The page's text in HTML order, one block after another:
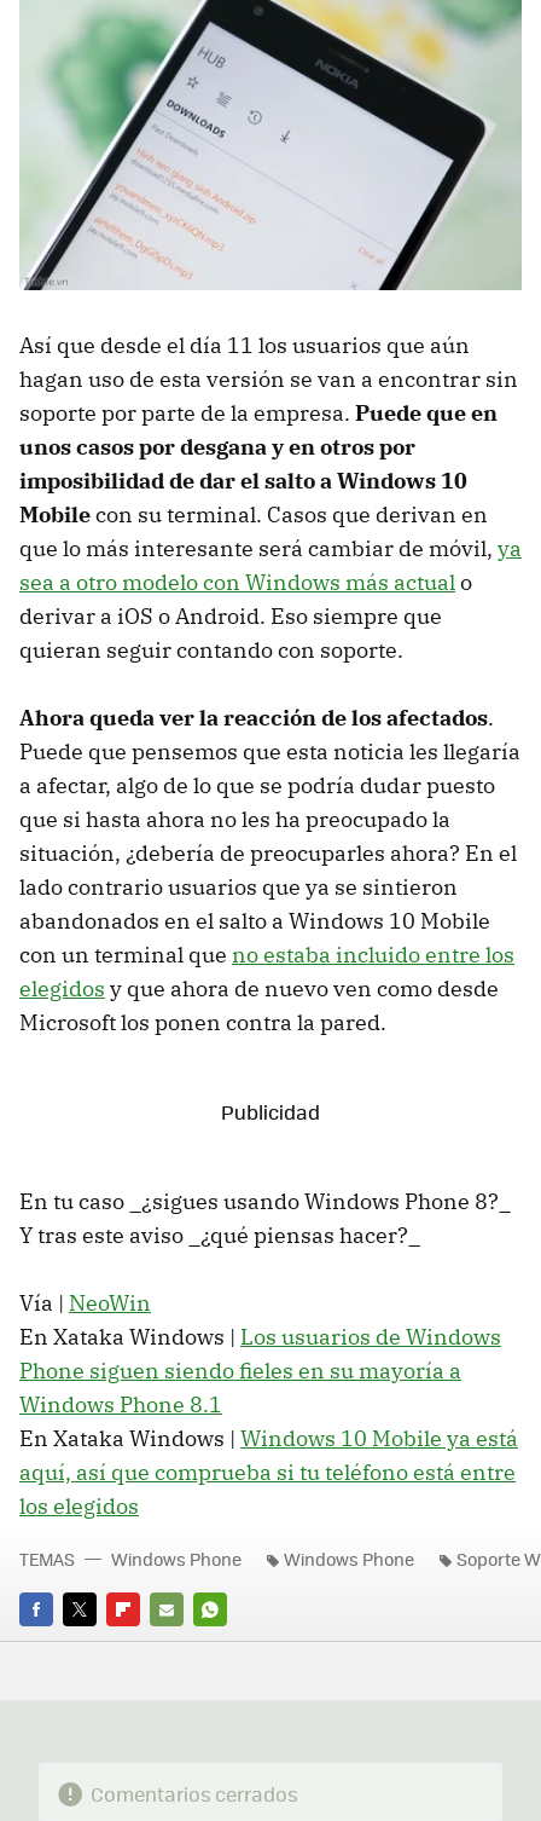
Así que desde el día 11 los usuarios que aún
hagan uso de esta versión se van a encontrar sin
soporte por parte de la empresa. Puede que en
unos casos por desgana y en otros por
imposibilidad de dar el salto a Windows 10
Mobilecon su terminal. Casos que derivan en
que lo más interesante será cambiar de móvil, ya
sea a otro modelo con Windows más actualo
derivar a iOS o Android. Eso siempre que
quieran seguir contando con soporte.
Ahora queda ver la reacción de los afectados.
Puede que pensemos que esta noticia les llegaría
a afectar, algo de lo que se podría dudar puesto
que si hasta ahora no les ha preocupado la
situación, ¿debería de preocuparles ahora? En el
lado contrario usuarios que ya se sintieron
abandonados en el salto a Windows 10 Mobile
con un terminal que no estaba incluido entre los
elegidos y que ahora de nuevo ven como desde
Microsoft los ponen contra la pared.
En tu caso _¿sigues usando Windows Phone 8?_
Y tras este aviso _¿qué piensas hacer?_
Vía | NeoWin
En Xataka Windows | Los usuarios de Windows
Phone siguen siendo fieles en su mayoría a
Windows Phone 8.1
En Xataka Windows | Windows 10 Mobile ya está
aquí, así que comprueba si tu teléfono está entre
los elegidos
FACEBOOK
TWITTERFLIPBOARD
E-
WHATSAPP
TEMAS Windows Phone Windows Phone Soporte
Comentarios cerrados